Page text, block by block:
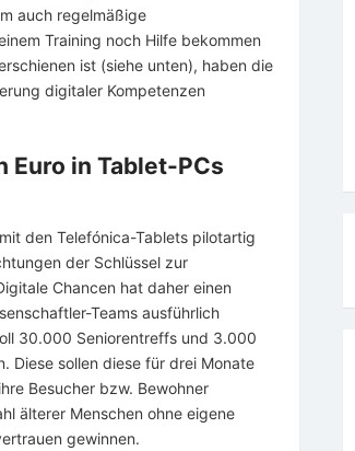
auch regelmäßige
Training noch Hilfe bekommen
ist (siehe unten), haben die
digitaler Kompetenzen
in Tablet-PCs
den Telefónica-Tablets pilotartig
der Schlüssel zur
Chancen hat daher einen
Teams ausführlich
30.000 Seniorentreffs und 3.000
Diese sollen diese für drei Monate
Besucher bzw. Bewohner
älterer Menschen ohne eigene
gewinnen.